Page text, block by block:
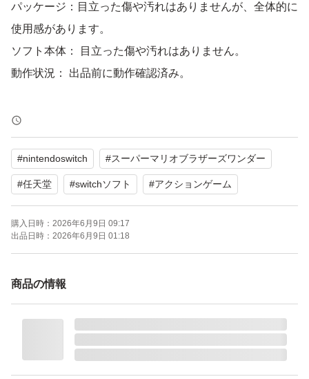
パッケージ：目立った傷や汚れはありませんが、全体的に
使用感があります。
ソフト本体： 目立った傷や汚れはありません。
動作状況： 出品前に動作確認済み。
■発送について
水濡れ防止のビニールとプチプチで梱包し、ご購入の翌日
までに発送いたします。
中古品であることをご理解の上、ご検討をお願いいたしま
す。
ソフトウェア対象年齢：全年齢対象
オンライン：オンライン対応
#nintendoswitch #スーパーマリオブラザーズワンダー
#任天堂 #switchソフト #アクションゲーム
購入日時： 2026年6月9日 09:17
出品日時： 2026年6月9日 01:18
商品の情報